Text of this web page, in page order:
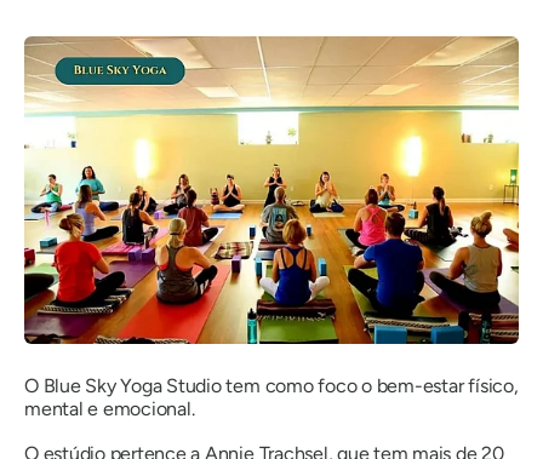
O Blue Sky Yoga Studio tem como foco o bem-estar físico,
mental e emocional.
O estúdio pertence a Annie Trachsel, que tem mais de 20